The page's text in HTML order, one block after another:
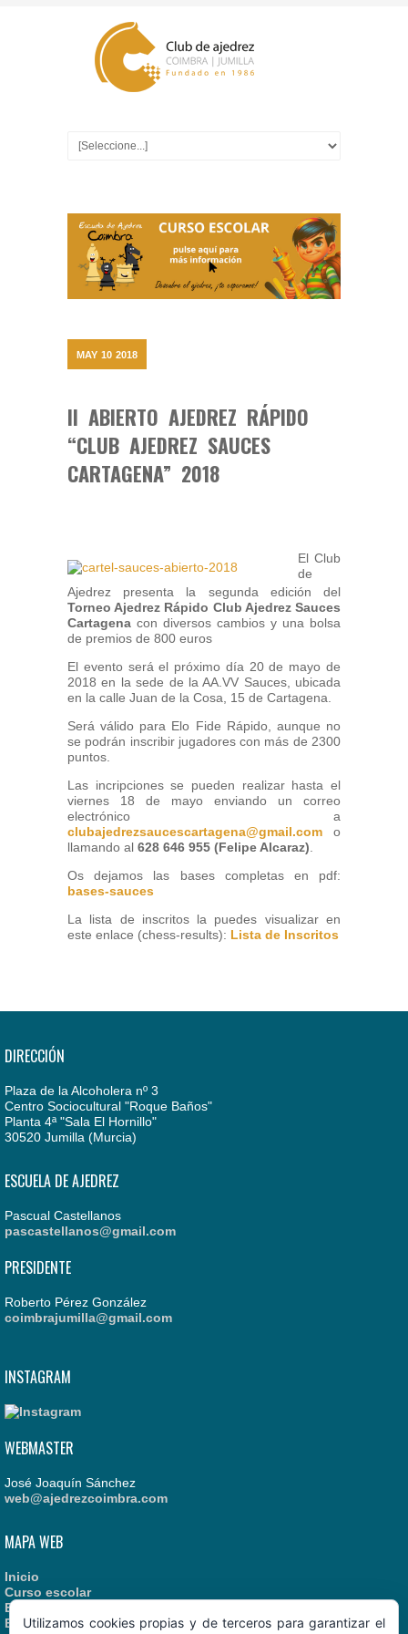
MAY 10 2018
II ABIERTO AJEDREZ RÁPIDO
“CLUB AJEDREZ SAUCES
CARTAGENA” 2018
El Club
de
Ajedrez presenta la segunda edición del
Torneo Ajedrez Rápido Club Ajedrez Sauces
Cartagena con diversos cambios y una bolsa
de premios de 800 euros
El evento será el próximo día 20 de mayo de
2018 en la sede de la AA.VV Sauces, ubicada
en la calle Juan de la Cosa, 15 de Cartagena.
Será válido para Elo Fide Rápido, aunque no
se podrán inscribir jugadores con más de 2300
puntos.
Las incripciones se pueden realizar hasta el
viernes 18 de mayo enviando un correo
electrónico a
clubajedrezsaucescartagena@gmail.com o
llamando al 628 646 955 (Felipe Alcaraz)
Os dejamos las bases completas en pdf:
bases-sauces
La lista de inscritos la puedes visualizar en
este enlace (chess-results): Lista de Inscritos
DIRECCIÓN
Plaza de la Alcoholera nº 3
Centro Sociocultural "Roque Baños"
Planta 4ª "Sala El Hornillo"
30520 Jumilla (Murcia)
ESCUELA DE AJEDREZ
Pascual Castellanos
pascastellanos@gmail.com
PRESIDENTE
Roberto Pérez González
coimbrajumilla@gmail.com
INSTAGRAM
WEBMASTER
José Joaquín Sánchez
web@ajedrezcoimbra.com
MAPA WEB
Inicio
Curso escolar
Estatutos
Enlaces recomendados
Utilizamos cookies propias y de terceros para garantizar el